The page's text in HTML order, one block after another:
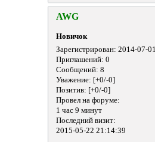
AWG
Новичок
Зарегистрирован: 2014-07-01
Приглашений: 0
Сообщений: 8
Уважение: [+0/-0]
Позитив: [+0/-0]
Провел на форуме:
1 час 9 минут
Последний визит:
2015-05-22 21:14:39